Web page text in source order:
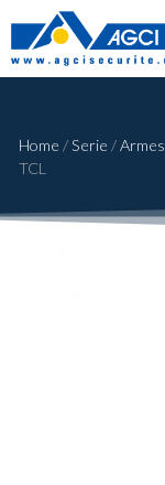
Home /Serie /
TCL